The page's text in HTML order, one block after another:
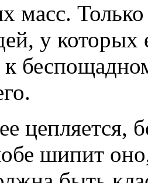
масс. Только
у которых
цепляется,
шипит